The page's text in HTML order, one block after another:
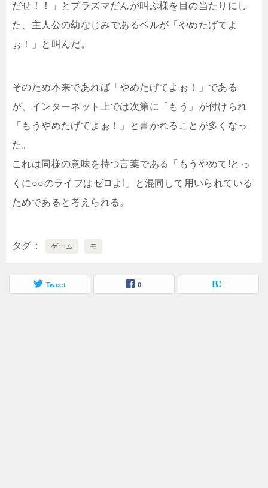
だせ！！」とプラズマだんが叫ぶ様を目の当たりにし
た、主人公の幼なじみであるベルが「やめたげてよ
ぉ！」と叫んだ。
そのため本来であれば「やめたげてよぉ！」である
が、インターネット上では次第に「もう」が付けられ
「もうやめたげてよぉ！」と書かれることが多くなっ
た。
これは同様の意味を持つ言葉である「もうやめて!とっ
くに○○のライフはゼロよ!」と混同して用いられている
ためであると考えられる。
タグ ゲーム モ
Tweet 0